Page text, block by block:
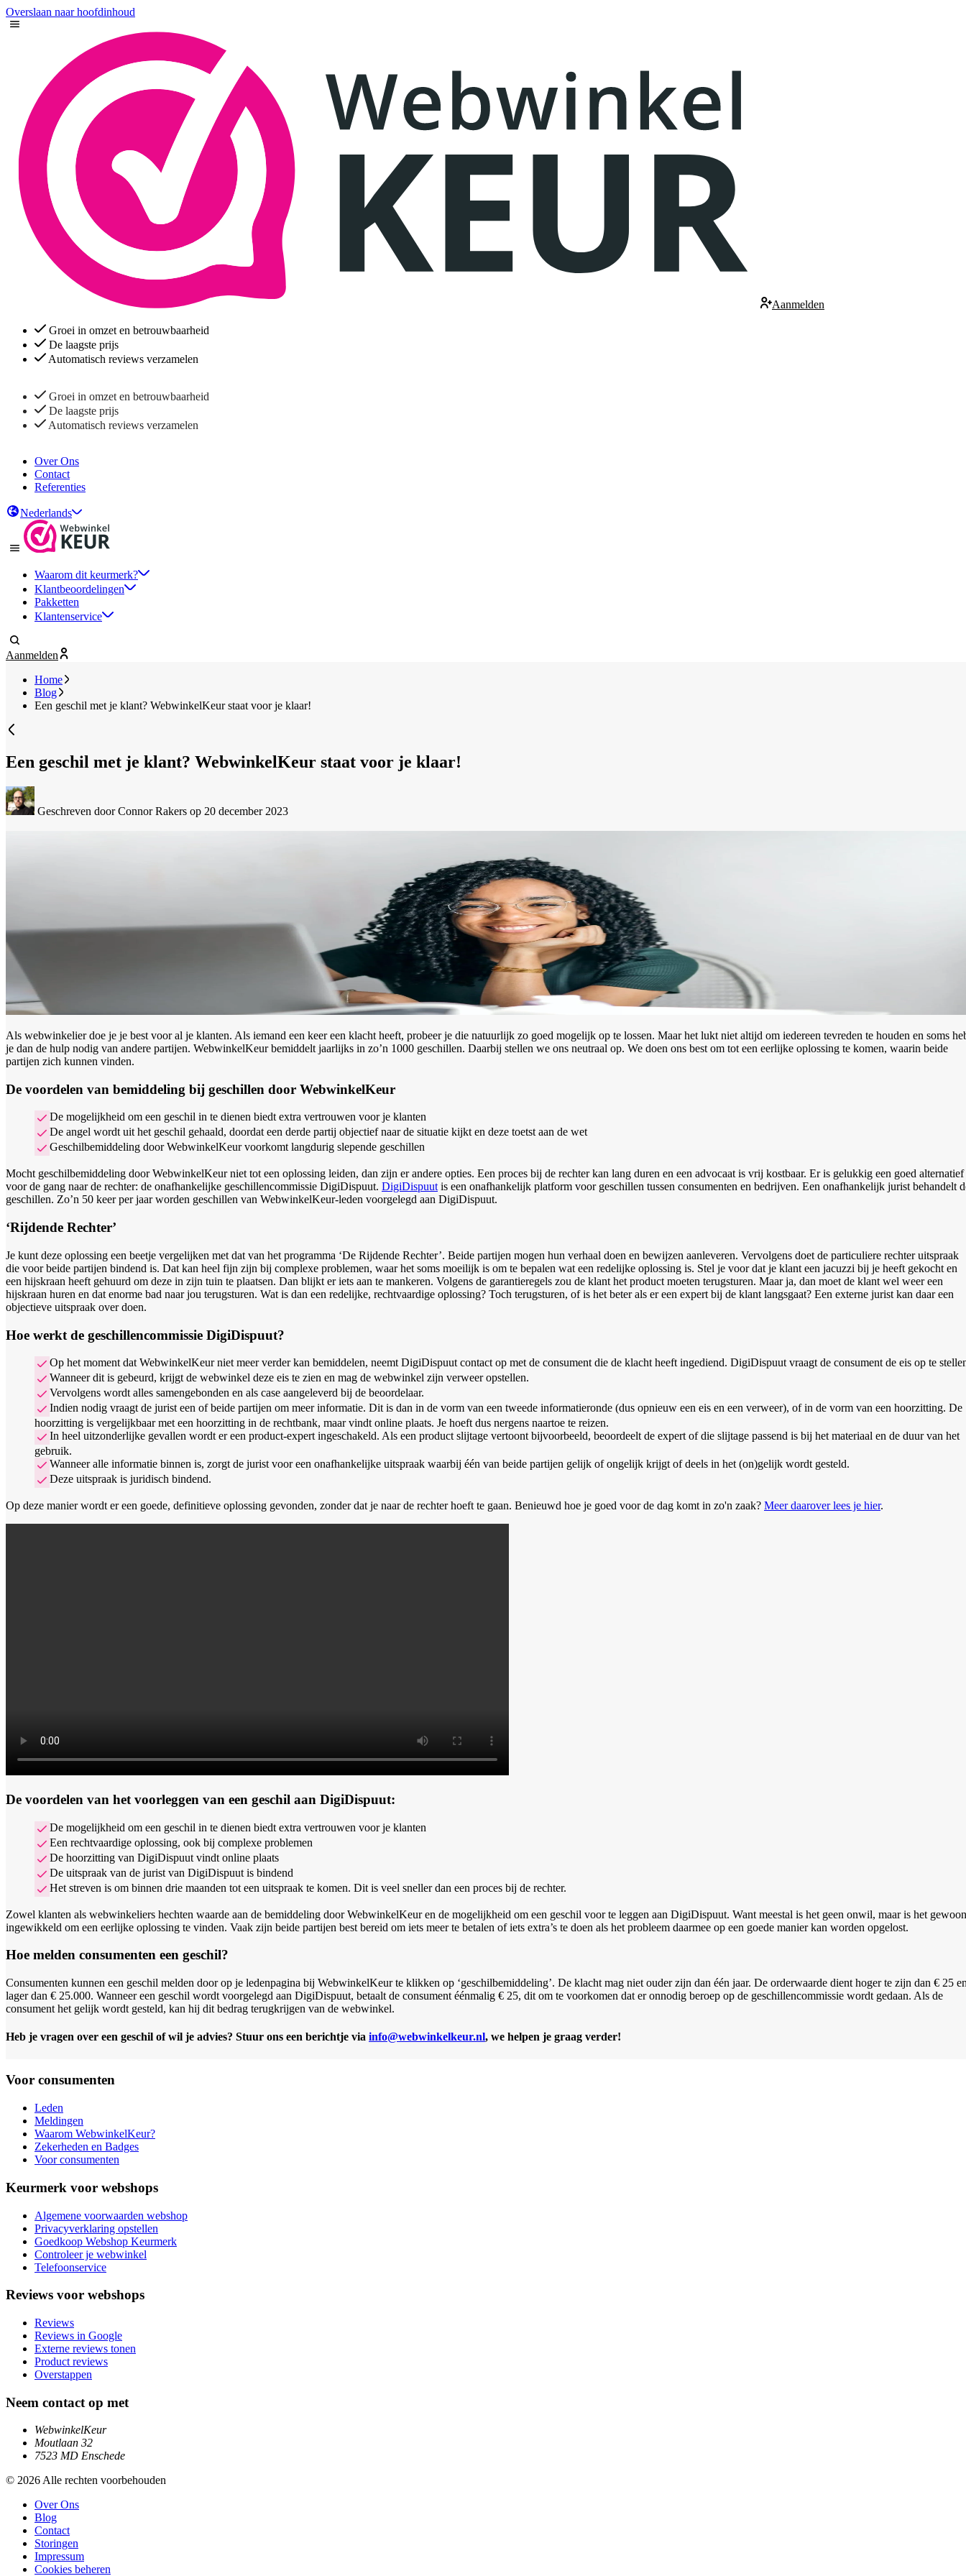
Overslaan naar hoofdinhoud
Aanmelden
Groei in omzet en betrouwbaarheid
De laagste prijs
Automatisch reviews verzamelen
Groei in omzet en betrouwbaarheid
De laagste prijs
Automatisch reviews verzamelen
Over Ons
Contact
Referenties
Nederlands
Waarom dit keurmerk?
Klantbeoordelingen
Pakketten
Klantenservice
Aanmelden
Home
Blog
Een geschil met je klant? WebwinkelKeur staat voor je klaar!
Een geschil met je klant? WebwinkelKeur staat voor je klaar!
Geschreven door Connor Rakers op 20 december 2023
Als webwinkelier doe je je best voor al je klanten. Als iemand een keer een klacht heeft, probeer je die natuurlijk zo goed mogelijk op te lossen. Maar het lukt niet altijd om iedereen tevreden te houden en soms
je dan de hulp nodig van andere partijen. WebwinkelKeur bemiddelt jaarlijks in zo’n 1000 geschillen. Daarbij stellen we ons neutraal op. We doen ons best om tot een eerlijke oplossing te komen, waarin beide
partijen zich kunnen vinden.
De voordelen van bemiddeling bij geschillen door WebwinkelKeur
De mogelijkheid om een geschil in te dienen biedt extra vertrouwen voor je klanten
De angel wordt uit het geschil gehaald, doordat een derde partij objectief naar de situatie kijkt en deze toetst aan de wet
Geschilbemiddeling door WebwinkelKeur voorkomt langdurig slepende geschillen
Mocht geschilbemiddeling door WebwinkelKeur niet tot een oplossing leiden, dan zijn er andere opties. Een proces bij de rechter kan lang duren en een advocaat is vrij kostbaar. Er is gelukkig een goed alternatief
voor de gang naar de rechter: de onafhankelijke geschillencommissie DigiDispuut. DigiDispuutis een onafhankelijk platform voor geschillen tussen consumenten en bedrijven. Een onafhankelijk jurist behandelt
geschillen. Zo’n 50 keer per jaar worden geschillen van WebwinkelKeur-leden voorgelegd aan DigiDispuut.
‘Rijdende Rechter’
Je kunt deze oplossing een beetje vergelijken met dat van het programma ‘De Rijdende Rechter’. Beide partijen mogen hun verhaal doen en bewijzen aanleveren. Vervolgens doet de particuliere rechter uitspraak
die voor beide partijen bindend is. Dat kan heel fijn zijn bij complexe problemen, waar het soms moeilijk is om te bepalen wat een redelijke oplossing is. Stel je voor dat je klant een jacuzzi bij je heeft gekocht en
een hijskraan heeft gehuurd om deze in zijn tuin te plaatsen. Dan blijkt er iets aan te mankeren. Volgens de garantieregels zou de klant het product moeten terugsturen. Maar ja, dan moet de klant wel weer een
hijskraan huren en dat enorme bad naar jou terugsturen. Wat is dan een redelijke, rechtvaardige oplossing? Toch terugsturen, of is het beter als er een expert bij de klant langsgaat? Een externe jurist kan daar een
objectieve uitspraak over doen.
Hoe werkt de geschillencommissie DigiDispuut?
Op het moment dat WebwinkelKeur niet meer verder kan bemiddelen, neemt DigiDispuut contact op met de consument die de klacht heeft ingediend. DigiDispuut vraagt de consument de eis op te
Wanneer dit is gebeurd, krijgt de webwinkel deze eis te zien en mag de webwinkel zijn verweer opstellen.
Vervolgens wordt alles samengebonden en als case aangeleverd bij de beoordelaar.
Indien nodig vraagt de jurist een of beide partijen om meer informatie. Dit is dan in de vorm van een tweede informatieronde (dus opnieuw een eis en een verweer), of in de vorm van een hoorzitting. De
hoorzitting is vergelijkbaar met een hoorzitting in de rechtbank, maar vindt online plaats. Je hoeft dus nergens naartoe te reizen.
In heel uitzonderlijke gevallen wordt er een product-expert ingeschakeld. Als een product slijtage vertoont bijvoorbeeld, beoordeelt de expert of die slijtage passend is bij het materiaal en de duur van het
gebruik.
Wanneer alle informatie binnen is, zorgt de jurist voor een onafhankelijke uitspraak waarbij één van beide partijen gelijk of ongelijk krijgt of deels in het (on)gelijk wordt gesteld.
Deze uitspraak is juridisch bindend.
Op deze manier wordt er een goede, definitieve oplossing gevonden, zonder dat je naar de rechter hoeft te gaan. Benieuwd hoe je goed voor de dag komt in zo'n zaak? Meer daarover lees je hier.
De voordelen van het voorleggen van een geschil aan DigiDispuut:
De mogelijkheid om een geschil in te dienen biedt extra vertrouwen voor je klanten
Een rechtvaardige oplossing, ook bij complexe problemen
De hoorzitting van DigiDispuut vindt online plaats
De uitspraak van de jurist van DigiDispuut is bindend
Het streven is om binnen drie maanden tot een uitspraak te komen. Dit is veel sneller dan een proces bij de rechter.
Zowel klanten als webwinkeliers hechten waarde aan de bemiddeling door WebwinkelKeur en de mogelijkheid om een geschil voor te leggen aan DigiDispuut. Want meestal is het geen onwil, maar is het gewoon
ingewikkeld om een eerlijke oplossing te vinden. Vaak zijn beide partijen best bereid om iets meer te betalen of iets extra’s te doen als het probleem daarmee op een goede manier kan worden opgelost.
Hoe melden consumenten een geschil?
Consumenten kunnen een geschil melden door op je ledenpagina bij WebwinkelKeur te klikken op ‘geschilbemiddeling’. De klacht mag niet ouder zijn dan één jaar. De orderwaarde dient hoger te zijn dan € 25
lager dan € 25.000. Wanneer een geschil wordt voorgelegd aan DigiDispuut, betaalt de consument éénmalig € 25, dit om te voorkomen dat er onnodig beroep op de geschillencommissie wordt gedaan. Als de
consument het gelijk wordt gesteld, kan hij dit bedrag terugkrijgen van de webwinkel.
Heb je vragen over een geschil of wil je advies? Stuur ons een berichtje via info@webwinkelkeur.nl, we helpen je graag verder!
Voor consumenten
Leden
Meldingen
Waarom WebwinkelKeur?
Zekerheden en Badges
Voor consumenten
Keurmerk voor webshops
Algemene voorwaarden webshop
Privacyverklaring opstellen
Goedkoop Webshop Keurmerk
Controleer je webwinkel
Telefoonservice
Reviews voor webshops
Reviews
Reviews in Google
Externe reviews tonen
Product reviews
Overstappen
Neem contact op met
WebwinkelKeur
Moutlaan 32
7523 MD Enschede
© 2026 Alle rechten voorbehouden
Over Ons
Blog
Contact
Storingen
Impressum
Cookies beheren